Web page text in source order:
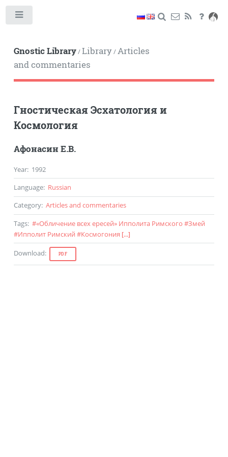
Gnostic Library/Library/Articles
and commentaries
Гностическая Эсхатология и
Космология
Афонасин Е.В.
Year: 1992
Language: Russian
Category: Articles and commentaries
Tags: #«Обличение всех ересей» Ипполита Римского #Змей
#Ипполит Римский #Космогония [...]
Download: PDF